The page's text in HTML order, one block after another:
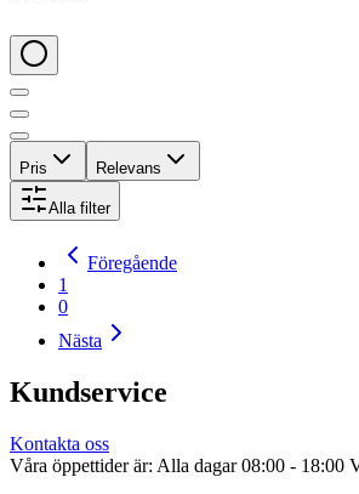
Pris Relevans
Alla filter
Föregående
1
0
Nästa
Kundservice
Kontakta oss
Våra öppettider är: Alla dagar 08:00 - 18:00